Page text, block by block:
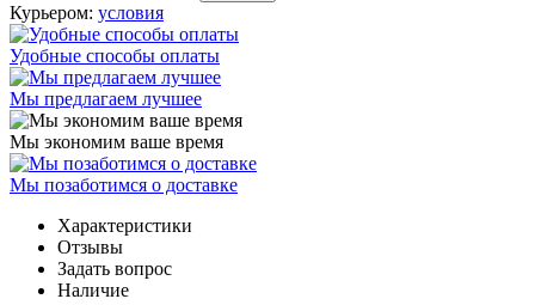
Курьером: условия
Удобные способы оплаты
Мы предлагаем лучшее
Мы экономим ваше время
Мы позаботимся о доставке
Характеристики
Отзывы
Задать вопрос
Наличие